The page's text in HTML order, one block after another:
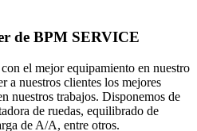
de BPM SERVICE
el mejor equipamiento en nuestro
a nuestros clientes los mejores
nuestros trabajos. Disponemos de
de ruedas, equilibrado de
de A/A, entre otros.